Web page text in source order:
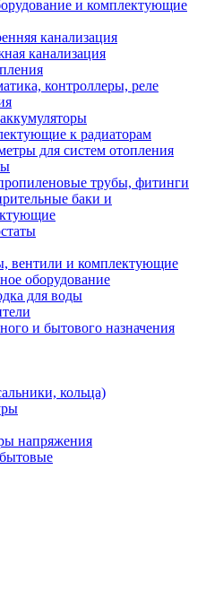
и комплектующие
канализация
канализация
контроллеры, реле
к радиаторам
для систем отопления
трубы, фитинги
баки и
вентили и комплектующие
оборудование
для воды
и бытового назначения
кольца)
напряжения